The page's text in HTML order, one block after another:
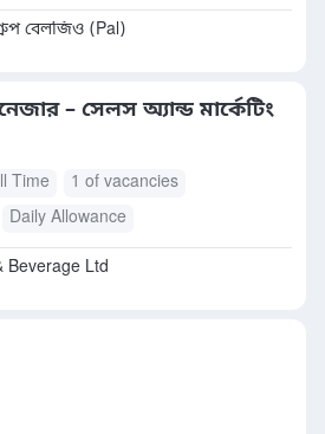
বেলজিও (Pal)
– সেলস অ্যান্ড মার্কেটিং
Time
1 of vacancies
Daily Allowance
Beverage Ltd